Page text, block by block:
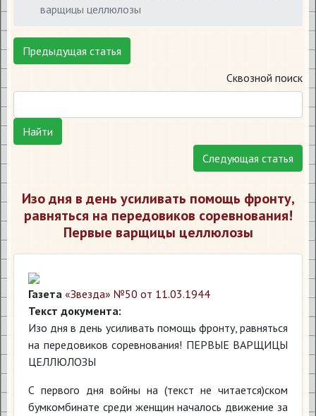
варщицы целлюлозы
Предыдущая статья
Сквозной поиск
Найти
Следующая статья
Изо дня в день усиливать помощь фронту,
равняться на передовиков соревнования!
Первые варщицы целлюлозы
Газета «Звезда» №50 от 11.03.1944
Текст документа:
Изо дня в день усиливать помощь фронту, равняться
на передовиков соревнования! ПЕРВЫЕ ВАРЩИЦЫ
ЦЕЛЛЮЛОЗЫ
С первого дня войны на (текст не читается)ском
бумкомбинате среди женщин началось движение за